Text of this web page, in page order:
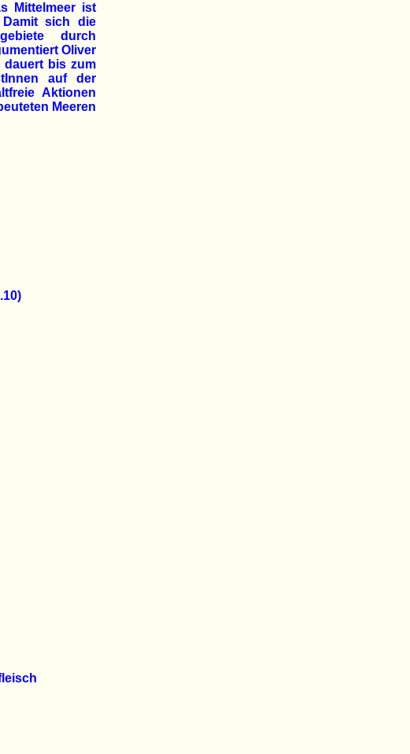
Mittelmeer ist
sich die
durch
Oliver
dauert bis zum
auf der
Aktionen
Meeren